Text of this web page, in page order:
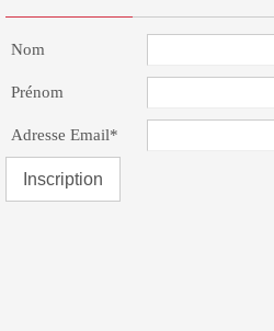
Nom
Prénom
Adresse Email*